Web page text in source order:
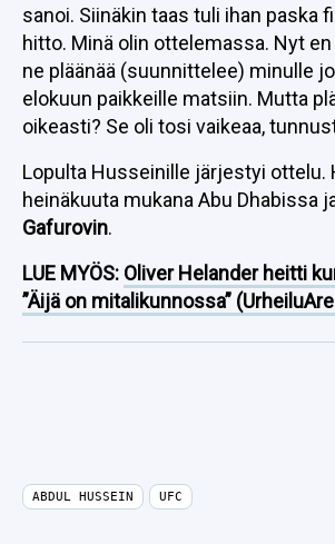
sanoi. Siinäkin taas tuli ihan paska
hitto. Minä olin ottelemassa. Nyt
ne pläänää (suunnittelee) minulle
elokuun paikkeille matsiin. Mutta
oikeasti? Se oli tosi vaikeaa,
Lopulta Husseinille järjestyi ottelu.
heinäkuuta mukana Abu Dhabissa
Gafurovin.
LUE MYÖS: Oliver Helander heitti
”Äijä on mitalikunnossa”
ABDUL HUSSEIN UFC